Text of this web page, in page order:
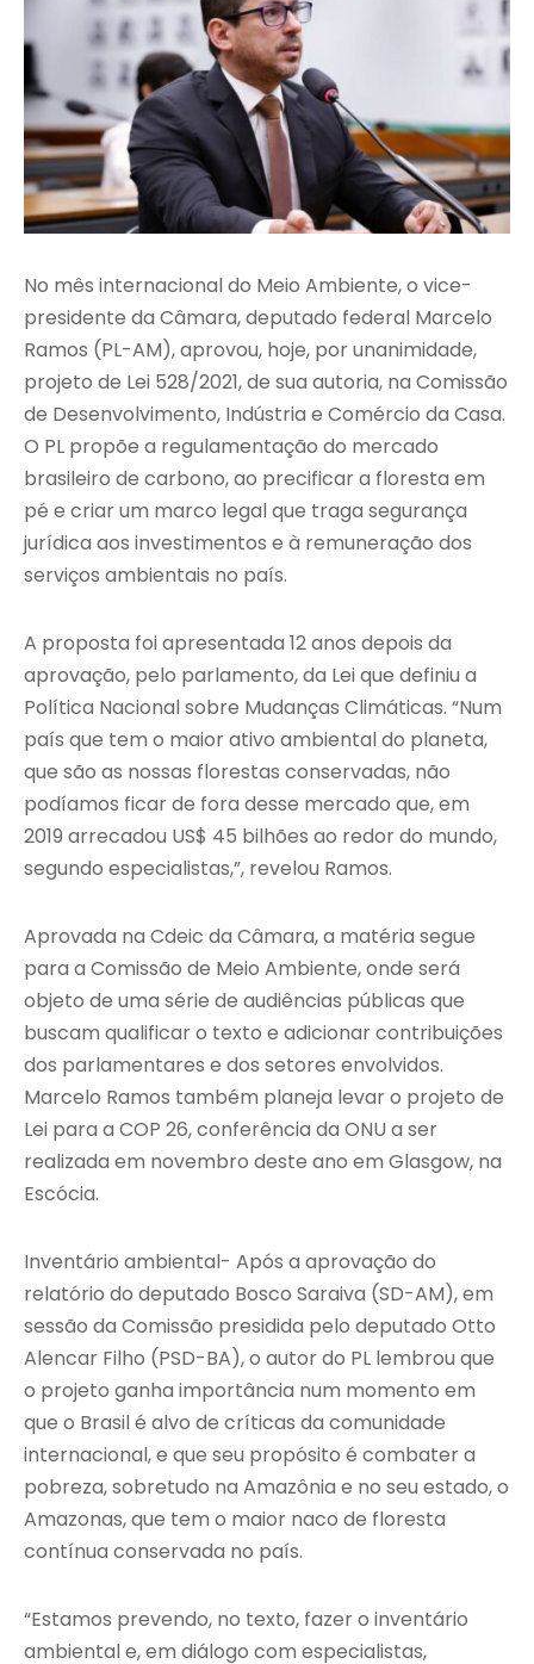
No mês internacional do Meio Ambiente, o vice-
presidente da Câmara, deputado federal Marcelo
Ramos (PL-AM), aprovou, hoje, por unanimidade,
projeto de Lei 528/2021, de sua autoria, na Comissão
de Desenvolvimento, Indústria e Comércio da Casa.
O PL propõe a regulamentação do mercado
brasileiro de carbono, ao precificar a floresta em
pé e criar um marco legal que traga segurança
jurídica aos investimentos e à remuneração dos
serviços ambientais no país.
A proposta foi apresentada 12 anos depois da
aprovação, pelo parlamento, da Lei que definiu a
Política Nacional sobre Mudanças Climáticas. “Num
país que tem o maior ativo ambiental do planeta,
que são as nossas florestas conservadas, não
podíamos ficar de fora desse mercado que, em
2019 arrecadou US$ 45 bilhões ao redor do mundo,
segundo especialistas,”, revelou Ramos.
Aprovada na Cdeic da Câmara, a matéria segue
para a Comissão de Meio Ambiente, onde será
objeto de uma série de audiências públicas que
buscam qualificar o texto e adicionar contribuições
dos parlamentares e dos setores envolvidos.
Marcelo Ramos também planeja levar o projeto de
Lei para a COP 26, conferência da ONU a ser
realizada em novembro deste ano em Glasgow, na
Escócia.
Inventário ambiental- Após a aprovação do
relatório do deputado Bosco Saraiva (SD-AM), em
sessão da Comissão presidida pelo deputado Otto
Alencar Filho (PSD-BA), o autor do PL lembrou que
o projeto ganha importância num momento em
que o Brasil é alvo de críticas da comunidade
internacional, e que seu propósito é combater a
pobreza, sobretudo na Amazônia e no seu estado, o
Amazonas, que tem o maior naco de floresta
contínua conservada no país.
“Estamos prevendo, no texto, fazer o inventário
ambiental e, em diálogo com especialistas,